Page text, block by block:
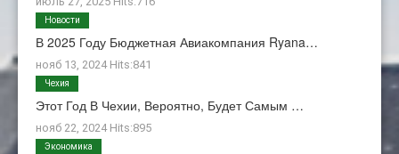
В 2025 Году Бюджетная Авиакомпания Ryana…
нояб 13, 2024 Hits:841
Новости
Этот Год В Чехии, Вероятно, Будет Самым …
нояб 22, 2024 Hits:895
Чехия
Экономика